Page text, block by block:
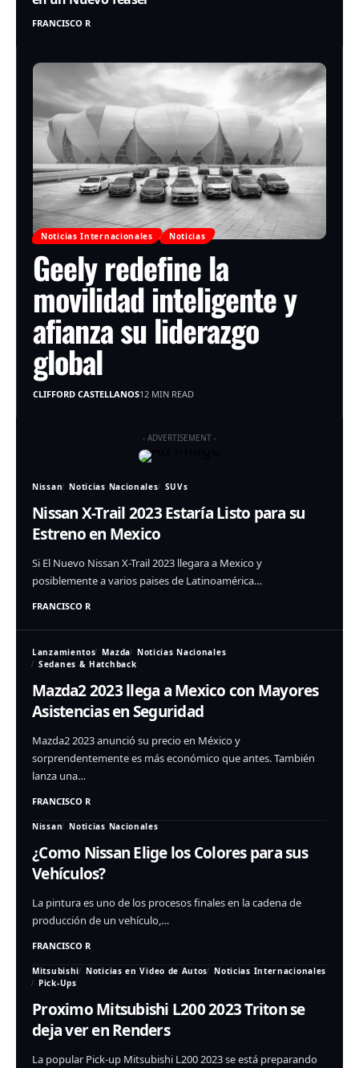
FRANCISCO R
Noticias Internacionales Noticias
Geely redefine la
movilidad inteligente y
afianza su liderazgo
global
CLIFFORD CASTELLANOS12 MIN READ
- ADVERTISEMENT -
Nissan Noticias Nacionales SUVs
Nissan X-Trail 2023 Estaría Listo para su
Estreno en Mexico
Si El Nuevo Nissan X-Trail 2023 llegara a Mexico y
posiblemente a varios paises de Latinoamérica…
FRANCISCO R
Lanzamientos Mazda
Noticias Nacionales
Sedanes & Hatchback
Mazda2 2023 llega a Mexico con Mayores
Asistencias en Seguridad
Mazda2 2023 anunció su precio en México y
sorprendentemente es más económico que antes. También
lanza una…
FRANCISCO R
Nissan Noticias Nacionales
¿Como Nissan Elige los Colores para sus
Vehículos?
La pintura es uno de los procesos finales en la cadena de
producción de un vehículo,…
FRANCISCO R
Mitsubishi Noticias en Video de Autos
Noticias Internacionales
Pick-Ups
Proximo Mitsubishi L200 2023 Triton se
deja ver en Renders
La popular Pick-up Mitsubishi L200 2023 se está preparando